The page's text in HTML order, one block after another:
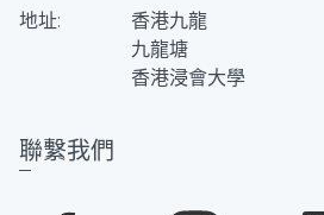
地址:
香港九龍
九龍塘
香港浸會大學
聯繫我們